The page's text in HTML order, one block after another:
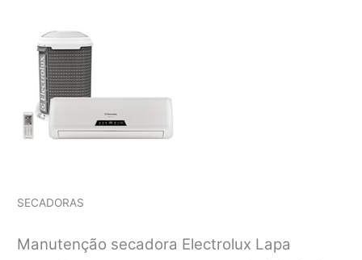
SECADORAS
Manutenção secadora Electrolux Lapa